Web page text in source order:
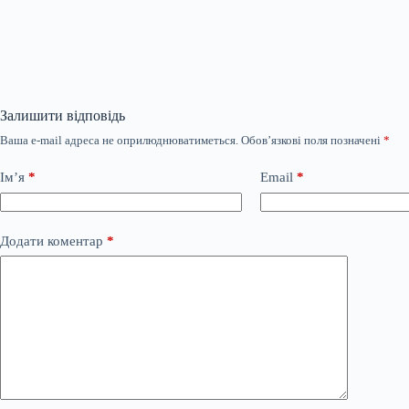
Залишити відповідь
Ваша e-mail адреса не оприлюднюватиметься. Обов’язкові поля позначені *
Ім’я * Email *
Додати коментар *